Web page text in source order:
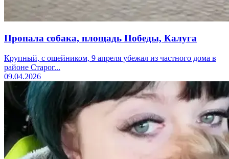
Пропала собака, площадь Победы, Калуга
Крупный, с ошейником, 9 апреля убежал из частного дома в
районе Старог...
09.04.2026